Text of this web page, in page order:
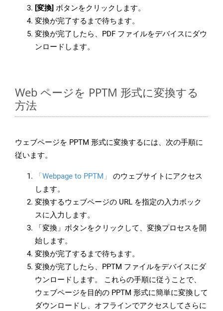
[変換] ボタンをクリックします。
変換が完了するまで待ちます。
変換が完了したら、PDF ファイルをデバイスにダウ
ンロードします。
Web ページを PPTM 形式に変換する
方法
ウェブページを PPTM 形式に変換するには、次の手順に
従います。
「Webpage to PPTM」
のウェブサイトにアクセス
します。
変換するウェブページの URL を指定の入力ボック
スに入力します。
「変換」ボタンをクリックして、変換プロセスを開
始します。
変換が完了するまで待ちます。
変換が完了したら、PPTM ファイルをデバイスにダ
ウンロードします。 これらの手順に従うことで、
ウェブページを目的の PPTM 形式に簡単に変換して
ダウンロードし、オフラインでアクセスしてさらに